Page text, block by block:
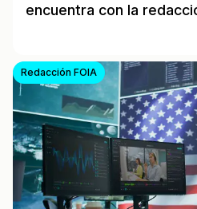
encuentra con la
Redacción FOIA